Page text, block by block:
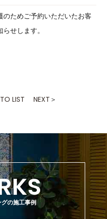
のためご予約いただいたお客
せします。
LIST NEXT ＞
の施工事例